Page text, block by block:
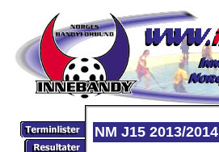
NM J15 2013/2014